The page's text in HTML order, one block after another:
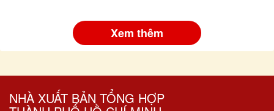
Xem thêm
NHÀ XUẤT BẢN TỔNG HỢP